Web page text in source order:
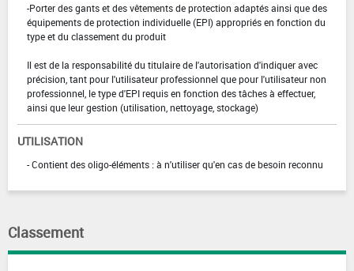
-Porter des gants et des vêtements de protection adaptés ainsi que des
équipements de protection individuelle (EPI) appropriés en fonction du
type et du classement du produit
Il est de la responsabilité du titulaire de l'autorisation d'indiquer avec
précision, tant pour l'utilisateur professionnel que pour l'utilisateur non
professionnel, le type d'EPI requis en fonction des tâches à effectuer,
ainsi que leur gestion (utilisation, nettoyage, stockage)
UTILISATION
- Contient des oligo-éléments : à n'utiliser qu'en cas de besoin reconnu
Classement